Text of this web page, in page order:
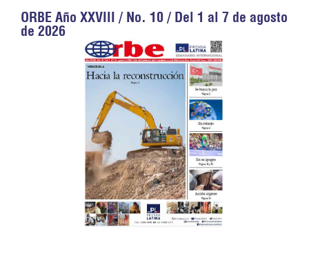
ORBE Año XXVIII / No. 10 / Del 1 al 7 de agosto
de 2026